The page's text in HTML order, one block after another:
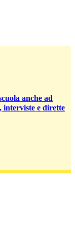
anche ad
interviste e dirette